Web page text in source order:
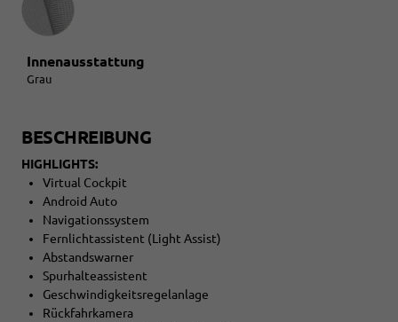
Innenausstattung
Grau
BESCHREIBUNG
HIGHLIGHTS:
Virtual Cockpit
Android Auto
Navigationssystem
Fernlichtassistent (Light Assist)
Abstandswarner
Spurhalteassistent
Geschwindigkeitsregelanlage
Rückfahrkamera